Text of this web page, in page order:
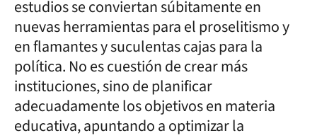
estudios se conviertan súbitamente en
nuevas herramientas para el proselitismo y
en flamantes y suculentas cajas para la
política. No es cuestión de crear más
instituciones, sino de planificar
adecuadamente los objetivos en materia
educativa, apuntando a optimizar la